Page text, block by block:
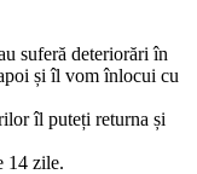
suferă deteriorări în
și îl vom înlocui cu
îl puteți returna și
14 zile.